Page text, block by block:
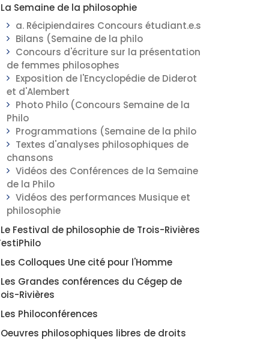
La Semaine de la philosophie
a. Récipiendaires Concours étudiant.e.s
Bilans (Semaine de la philo
Concours d'écriture sur la présentation
de femmes philosophes
Exposition de l'Encyclopédie de Diderot
et d'Alembert
Photo Philo (Concours Semaine de la
Philo
Programmations (Semaine de la philo
Textes d'analyses philosophiques de
chansons
Vidéos des Conférences de la Semaine
de la Philo
Vidéos des performances Musique et
philosophie
Le Festival de philosophie de Trois-Rivières
Les Colloques Une cité pour l'Homme
Les Grandes conférences du Cégep de
Rivières
Les Philoconférences
Oeuvres philosophiques libres de droits